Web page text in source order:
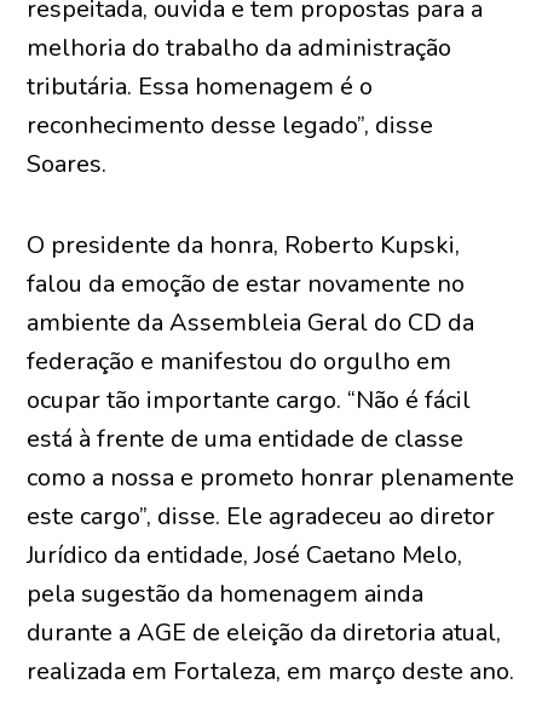
respeitada, ouvida e tem propostas para a
melhoria do trabalho da administração
tributária. Essa homenagem é o
reconhecimento desse legado”, disse
Soares.
O presidente da honra, Roberto Kupski,
falou da emoção de estar novamente no
ambiente da Assembleia Geral do CD da
federação e manifestou do orgulho em
ocupar tão importante cargo. “Não é fácil
está à frente de uma entidade de classe
como a nossa e prometo honrar plenamente
este cargo”, disse. Ele agradeceu ao diretor
Jurídico da entidade, José Caetano Melo,
pela sugestão da homenagem ainda
durante a AGE de eleição da diretoria atual,
realizada em Fortaleza, em março deste ano.